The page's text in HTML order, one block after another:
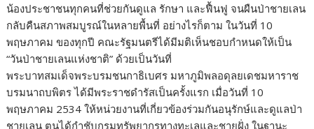
น้องประชาชนทุกคนที่ช่วยกันดูแล รักษา และฟื้นฟู จนผืนป่าชายเลน
กลับคืนสภาพสมบูรณ์ในหลายพื้นที่ อย่างไรก็ตาม ในวันที่ 10
พฤษภาคม ของทุกปี คณะรัฐมนตรีได้มีมติเห็นชอบกำหนดให้เป็น
“วันป่าชายเลนแห่งชาติ” ด้วยเป็นวันที่
พระบาทสมเด็จพระบรมชนกาธิเบศร มหาภูมิพลอดุลยเดชมหาราช
บรมนาถบพิตร ได้มีพระราชดำรัสเป็นครั้งแรก เมื่อวันที่ 10
พฤษภาคม 2534 ให้หน่วยงานที่เกี่ยวข้องร่วมกันอนุรักษ์และดูแลป่า
ชายเลน ตนได้กำชับกรมทรัพยากรทางทะเลและชายฝั่ง ในฐานะ